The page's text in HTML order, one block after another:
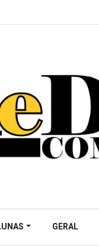
GERAL